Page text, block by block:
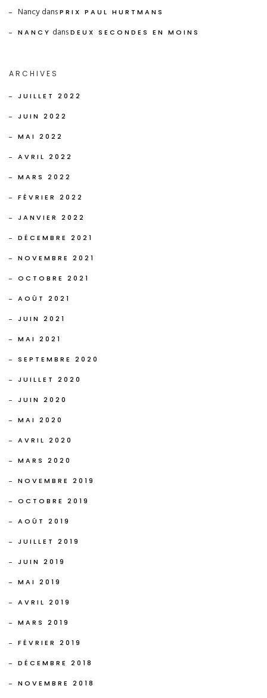
NancydansPRIX PAUL HURTMANS
NANCY dansDEUX SECONDES EN MOINS
ARCHIVES
JUILLET 2022
JUIN 2022
MAI 2022
AVRIL 2022
MARS 2022
FÉVRIER 2022
JANVIER 2022
DÉCEMBRE 2021
NOVEMBRE 2021
OCTOBRE 2021
AOÛT 2021
JUIN 2021
MAI 2021
SEPTEMBRE 2020
JUILLET 2020
JUIN 2020
MAI 2020
AVRIL 2020
MARS 2020
NOVEMBRE 2019
OCTOBRE 2019
AOÛT 2019
JUILLET 2019
JUIN 2019
MAI 2019
AVRIL 2019
MARS 2019
FÉVRIER 2019
DÉCEMBRE 2018
NOVEMBRE 2018